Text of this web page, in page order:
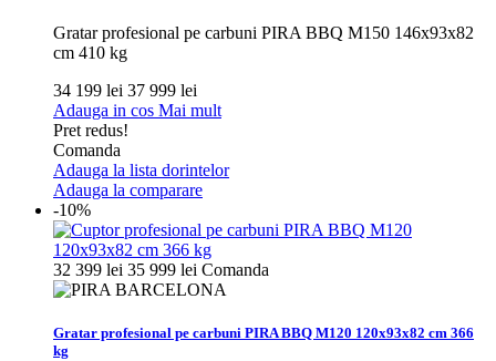
Gratar profesional pe carbuni PIRA BBQ M150 146x93x82
cm 410 kg
34 199 lei 37 999 lei
Adauga in cos Mai mult
Pret redus!
Comanda
Adauga la lista dorintelor
Adauga la comparare
-10%
32 399 lei 35 999 lei Comanda
Gratar profesional pe carbuni PIRA BBQ M120 120x93x82 cm 366
kg